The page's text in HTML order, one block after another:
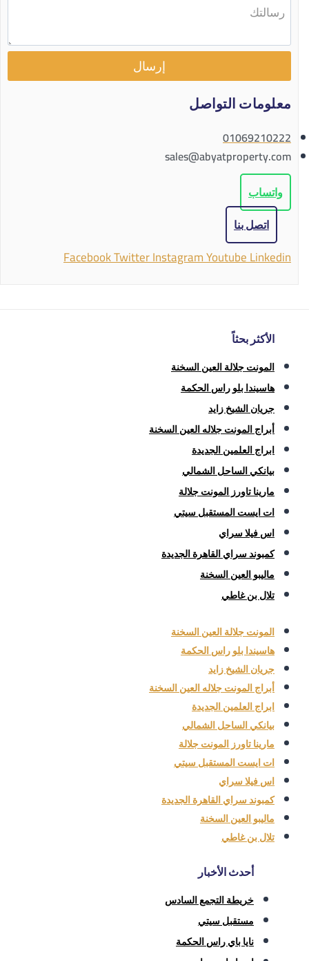
إرسال
معلومات التواصل
01069210222
sales@abyatproperty.com
واتساب
اتصل بنا
FacebookTwitterInstagramYoutubeLinkedin
الأكثر بحثاً
المونت جلالة العين السخنة
هاسيندا بلو راس الحكمة
جريان الشيخ زايد
أبراج المونت جلاله العين السخنة
ابراج العلمين الجديدة
بيانكي الساحل الشمالي
مارينا تاورز المونت جلالة
ات ايست المستقبل سيتي
اس فيلا سراي
كمبوند سراي القاهرة الجديدة
ماليبو العين السخنة
تلال بن غاطي
المونت جلالة العين السخنة
هاسيندا بلو راس الحكمة
جريان الشيخ زايد
أبراج المونت جلاله العين السخنة
ابراج العلمين الجديدة
بيانكي الساحل الشمالي
مارينا تاورز المونت جلالة
ات ايست المستقبل سيتي
اس فيلا سراي
كمبوند سراي القاهرة الجديدة
ماليبو العين السخنة
تلال بن غاطي
أحدث الأخبار
خريطة التجمع السادس
مستقبل سيتي
نايا باي راس الحكمة